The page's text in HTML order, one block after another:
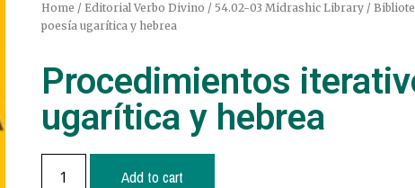
Home / Editorial Verbo Divino / 54.02-03 Midrashic Library /
poesía ugarítica y hebrea
Procedimientos
ugarítica y hebrea
Add to cart